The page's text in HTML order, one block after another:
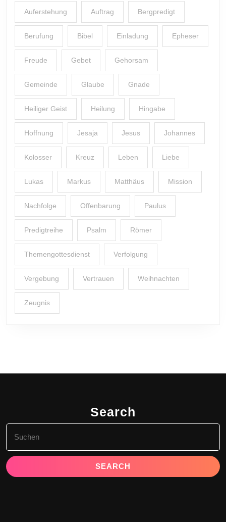
Auferstehung Auftrag Bergpredigt
Berufung Bibel Einladung Epheser
Freude Gebet Gehorsam
Gemeinde Glaube Gnade
Heiliger Geist Heilung Hingabe
Hoffnung Jesaja Jesus Johannes
Kolosser Kreuz Leben Liebe
Lukas Markus Matthäus Mission
Nachfolge Offenbarung Paulus
Predigtreihe Psalm Römer
Themengottesdienst Verfolgung
Vergebung Vertrauen Weihnachten
Zeugnis
Search
for: